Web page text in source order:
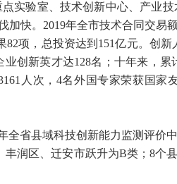
实验室、技术创新中心、产业
加快。2019年全市技术合同交易
82项，总投资达到151亿元。创
创新英才达128名；十年来，
人次，4名外国专家荣获国家
省县域科技创新能力监测评价
润区、迁安市跃升为B类；8个